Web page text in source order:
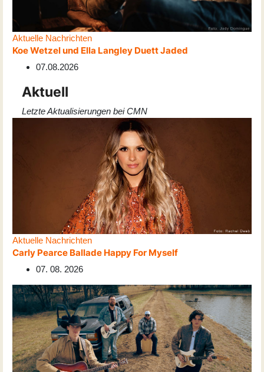
Aktuelle Nachrichten
Koe Wetzel und Ella Langley Duett Jaded
07.08.2026
Aktuell
Letzte Aktualisierungen bei CMN
Aktuelle Nachrichten
Carly Pearce Ballade Happy For Myself
07. 08. 2026